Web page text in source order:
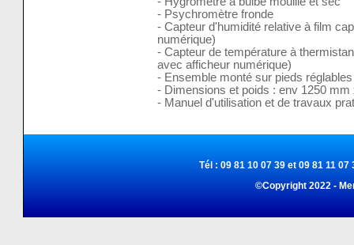
- Psychromètre fronde
- Capteur d'humidité relative à film
numérique)
- Capteur de température à
avec afficheur numérique)
- Ensemble monté sur pieds
- Dimensions et poids : env 1250
- Manuel d'utilisation et de travaux
Tél : 09 81 10 07 39 et 09 81 11
©Copyright 2022 -